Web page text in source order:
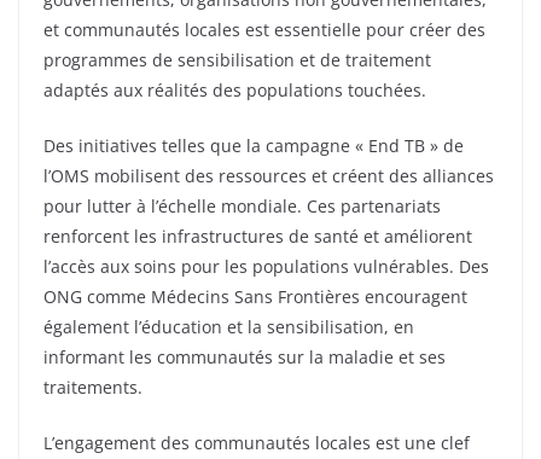
et communautés locales est essentielle pour créer des
programmes de sensibilisation et de traitement
adaptés aux réalités des populations touchées.
Des initiatives telles que la campagne « End TB » de
l’OMS mobilisent des ressources et créent des alliances
pour lutter à l’échelle mondiale. Ces partenariats
renforcent les infrastructures de santé et améliorent
l’accès aux soins pour les populations vulnérables. Des
ONG comme Médecins Sans Frontières encouragent
également l’éducation et la sensibilisation, en
informant les communautés sur la maladie et ses
traitements.
L’engagement des communautés locales est une clef